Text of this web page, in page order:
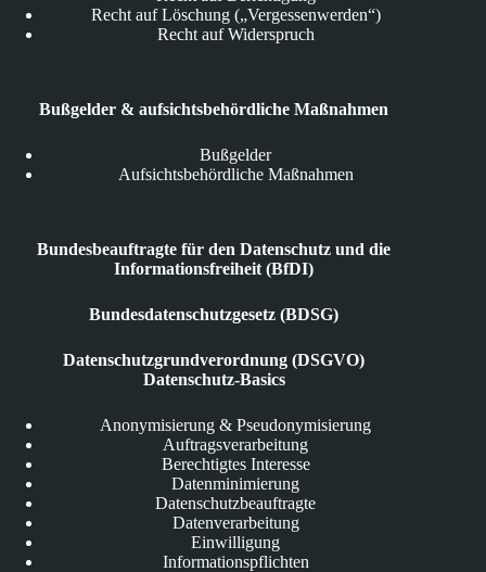
Recht auf Löschung („Vergessenwerden“)
Recht auf Widerspruch
Bußgelder & aufsichtsbehördliche Maßnahmen
Bußgelder
Aufsichtsbehördliche Maßnahmen
Bundesbeauftragte für den Datenschutz und die
Informationsfreiheit (BfDI)
Bundesdatenschutzgesetz (BDSG)
Datenschutzgrundverordnung (DSGVO)
Datenschutz-Basics
Anonymisierung & Pseudonymisierung
Auftragsverarbeitung
Berechtigtes Interesse
Datenminimierung
Datenschutzbeauftragte
Datenverarbeitung
Einwilligung
Informationspflichten